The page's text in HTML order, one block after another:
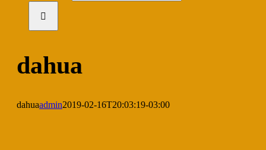
dahua
dahuaadmin2019-02-16T20:03:19-03:00